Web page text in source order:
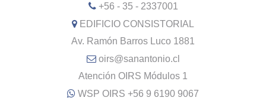
+56 - 35 - 2337001
EDIFICIO CONSISTORIAL
Av. Ramón Barros Luco 1881
oirs@sanantonio.cl
Atención OIRS Módulos 1
WSP OIRS +56 9 6190 9067